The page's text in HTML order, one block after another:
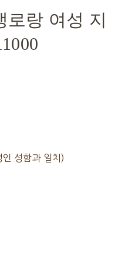
랑 여성 지
성함과 일치)